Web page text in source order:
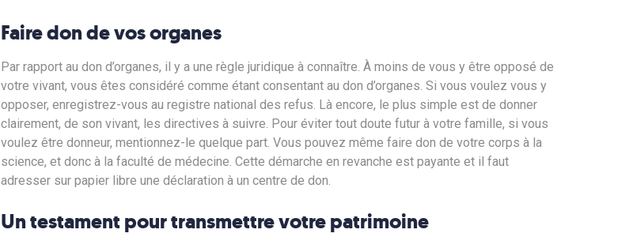
Faire don de vos organes
Par rapport au don d’organes, il y a une règle juridique à connaître. À moins de vous y être opposé de
votre vivant, vous êtes considéré comme étant consentant au don d’organes. Si vous voulez vous y
opposer, enregistrez-vous au registre national des refus. Là encore, le plus simple est de donner
clairement, de son vivant, les directives à suivre. Pour éviter tout doute futur à votre famille, si vous
voulez être donneur, mentionnez-le quelque part. Vous pouvez même faire don de votre corps à la
science, et donc à la faculté de médecine. Cette démarche en revanche est payante et il faut
adresser sur papier libre une déclaration à un centre de don.
Un testament pour transmettre votre patrimoine